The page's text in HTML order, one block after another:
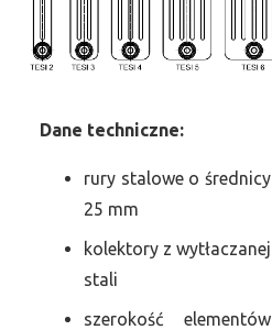
Dane techniczne:
rury stalowe o średnicy
25 mm
kolektory z wytłaczanej
stali
szerokość elementów